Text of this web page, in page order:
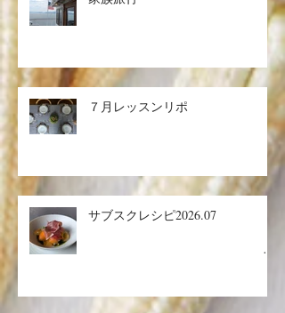
７月レッスンリポ
サブスクレシピ2026.07